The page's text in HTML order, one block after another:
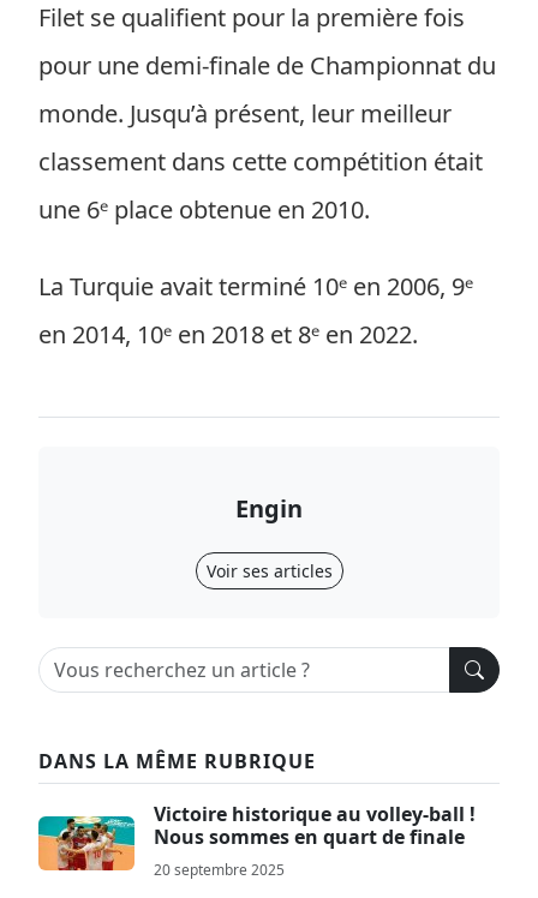
Filet se qualifient pour la première fois
pour une demi-finale de Championnat du
monde. Jusqu’à présent, leur meilleur
classement dans cette compétition était
une 6ᵉ place obtenue en 2010.
La Turquie avait terminé 10ᵉ en 2006, 9ᵉ
en 2014, 10ᵉ en 2018 et 8ᵉ en 2022.
Engin
Voir ses articles
DANS LA MÊME RUBRIQUE
Victoire historique au volley-ball !
Nous sommes en quart de finale
20 septembre 2025